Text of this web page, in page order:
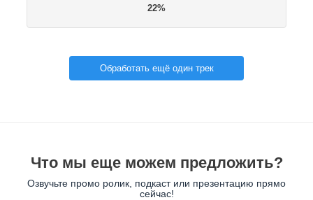
22%
Обработать ещё один трек
Что мы еще можем предложить?
Озвучьте промо ролик, подкаст или презентацию прямо
сейчас!